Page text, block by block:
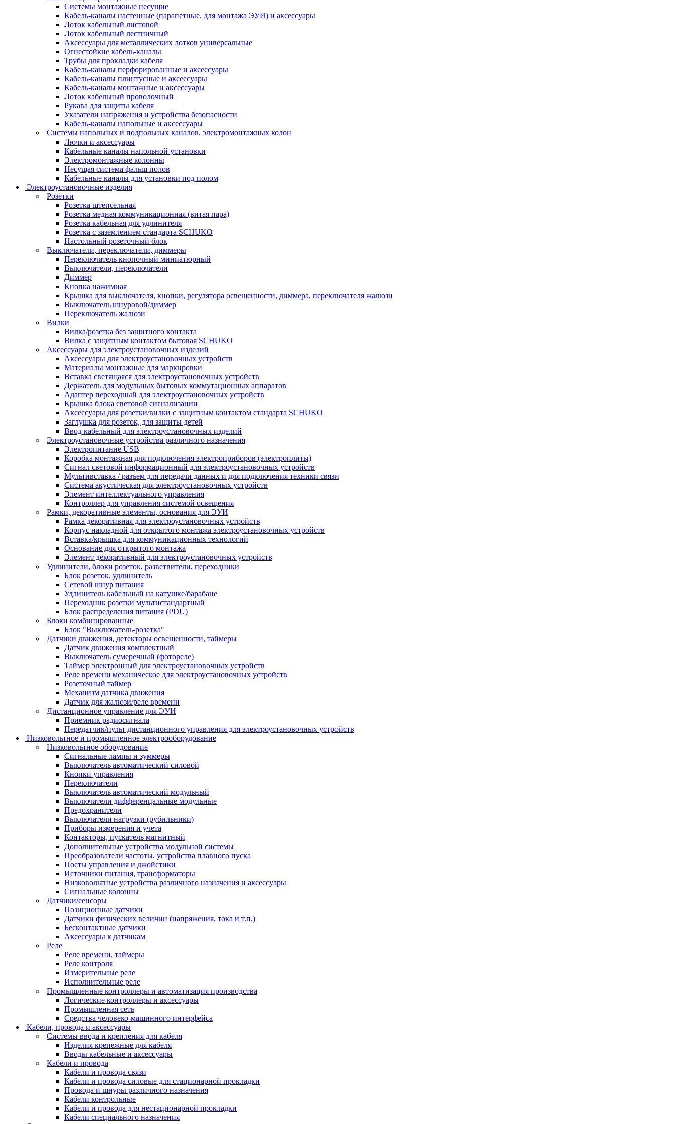
Системы монтажные несущие
Кабель-каналы настенные (парапетные, для монтажа ЭУИ) и аксессуары
Лоток кабельный листовой
Лоток кабельный лестничный
Аксессуары для металлических лотков универсальные
Огнестойкие кабель-каналы
Трубы для прокладки кабеля
Кабель-каналы перфорированные и аксессуары
Кабель-каналы плинтусные и аксессуары
Кабель-каналы монтажные и аксессуары
Лоток кабельный проволочный
Рукава для защиты кабеля
Указатели напряжения и устройства безопасности
Кабель-каналы напольные и аксессуары
Системы напольных и подпольных каналов, электромонтажных колон
Лючки и аксессуары
Кабельные каналы напольной установки
Электромонтажные колонны
Несущая система фальш полов
Кабельные каналы для установки под полом
Электроустановочные изделия
Розетки
Розетка штепсельная
Розетка медная коммуникационная (витая пара)
Розетка кабельная для удлинителя
Розетка с заземлением стандарта SCHUKO
Настольный розеточный блок
Выключатели, переключатели, диммеры
Переключатель кнопочный миниатюрный
Выключатели, переключатели
Диммер
Кнопка нажимная
Крышка для выключателя, кнопки, регулятора освещенности, диммера, переключателя жалюзи
Выключатель шнуровой/диммер
Переключатель жалюзи
Вилки
Вилка/розетка без защитного контакта
Вилка с защитным контактом бытовая SCHUKO
Аксессуары для электроустановочных изделий
Аксессуары для электроустановочных устройств
Материалы монтажные для маркировки
Вставка светящаяся для электроустановочных устройств
Держатель для модульных бытовых коммутационных аппаратов
Адаптер переходный для электроустановочных устройств
Крышка блока световой сигнализации
Аксессуары для розетки/вилки с защитным контактом стандарта SCHUKO
Заглушка для розеток, для защиты детей
Ввод кабельный для электроустановочных изделий
Электроустановочные устройства различного назначения
Электропитание USB
Коробка монтажная для подключения электроприборов (электроплиты)
Сигнал световой информационный для электроустановочных устройств
Мультивставка / разъем для передачи данных и для подключения техники связи
Система акустическая для электроустановочных устройств
Элемент интеллектуального управления
Контроллер для управления системой освещения
Рамки, декоративные элементы, основания для ЭУИ
Рамка декоративная для электроустановочных устройств
Корпус накладной для открытого монтажа электроустановочных устройств
Вставка/крышка для коммуникационных технологий
Основание для открытого монтажа
Элемент декоративный для электроустановочных устройств
Удлинители, блоки розеток, разветвители, переходники
Блок розеток, удлинитель
Сетевой шнур питания
Удлинитель кабельный на катушке/барабане
Переходник розетки мультистандартный
Блок распределения питания (PDU)
Блоки комбинированные
Блок "Выключатель-розетка"
Датчики движения, детекторы освещенности, таймеры
Датчик движения комплектный
Выключатель сумеречный (фотореле)
Таймер электронный для электроустановочных устройств
Реле времени механическое для электроустановочных устройств
Розеточный таймер
Механизм датчика движения
Датчик для жалюзи/реле времени
Дистанционное управление для ЭУИ
Приемник радиосигнала
Передатчик/пульт дистанционного управления для электроустановочных устройств
Низковольтное и промышленное электрооборудование
Низковольтное оборудование
Сигнальные лампы и зуммеры
Выключатель автоматический силовой
Кнопки управления
Переключатели
Выключатель автоматический модульный
Выключатели дифференцальные модульные
Предохранители
Выключатели нагрузки (рубильники)
Приборы измерения и учета
Контакторы, пускатель магнитный
Дополнительные устройства модульной системы
Преобразователи частоты, устройства плавного пуска
Посты управления и джойстики
Источники питания, трансформаторы
Низковольтные устройства различного назначения и аксессуары
Сигнальные колонны
Датчики/сенсоры
Позиционные датчики
Датчики физических величин (напряжения, тока и т.п.)
Бесконтактные датчики
Аксессуары к датчикам
Реле
Реле времени, таймеры
Реле контроля
Измерительные реле
Исполнительные реле
Промышленные контроллеры и автоматизация производства
Логические контроллеры и аксессуары
Промышленная сеть
Средства человеко-машинного интерфейса
Кабели, провода и аксессуары
Системы ввода и крепления для кабеля
Изделия крепежные для кабеля
Вводы кабельные и аксессуары
Кабели и провода
Кабели и провода связи
Кабели и провода силовые для стационарной прокладки
Провода и шнуры различного назначения
Кабели контрольные
Кабели и провода для нестационарной прокладки
Кабели специального назначения